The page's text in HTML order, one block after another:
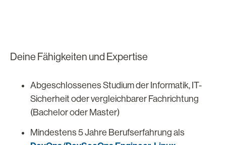
Deine Fähigkeiten und Expertise
Abgeschlossenes Studium der Informatik, IT-
Sicherheit oder vergleichbarer Fachrichtung
(Bachelor oder Master)
Mindestens 5 Jahre Berufserfahrung als